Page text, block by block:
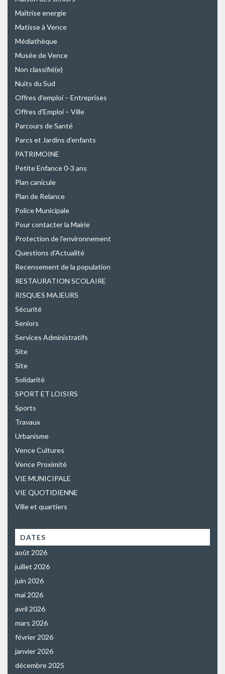
Maîtrise energie
Matisse à Vence
Médiathèque
Musée de Vence
Non classifié(e)
Nuits du Sud
Offres d'emploi – Entreprises
Offres d'Emploi – Ville
Parcours de Santé
Parcs et Jardins d'enfants
PATRIMOINE
Petite Enfance 0-3 ans
Plan canicule
Plan de Relance
Police Municipale
Pour contacter la Mairie
Protection de l'environnement
Questions d'Actualité
Recensement de la population
RESTAURATION SCOLAIRE
RISQUES MAJEURS
Sécurité
Seniors
Services Administratifs
Site
Site
Solidarité
SPORT ET LOISIRS
Sports
Travaux
Urbanisme
Vence Cultures
Vence Proximité
VIE MUNICIPALE
VIE QUOTIDIENNE
Ville et quartiers
DATES
août 2026
juillet 2026
juin 2026
mai 2026
avril 2026
mars 2026
février 2026
janvier 2026
décembre 2025